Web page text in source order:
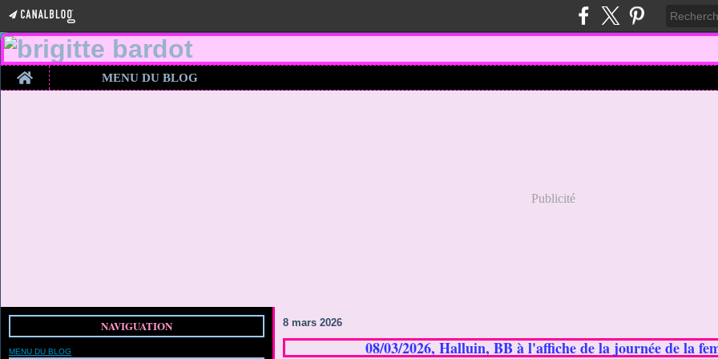
Home MENU DU BLOG
Publicité
NAVIGUATION
MENU DU BLOG
8 mars 2026
08/03/2026, Halluin, BB à l'affiche de la journée de la